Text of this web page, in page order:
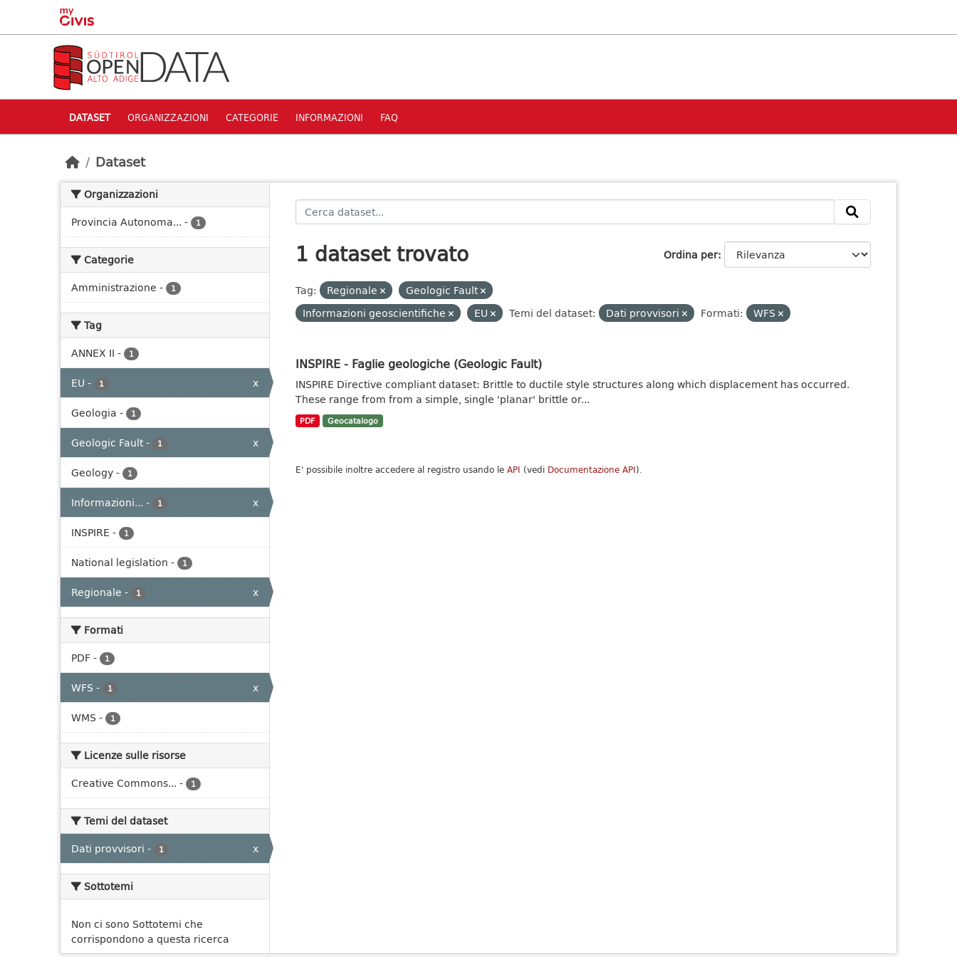
Skip to main content
DATASET ORGANIZZAZIONI CATEGORIE INFORMAZIONI FAQ
Dataset
Organizzazioni
Provincia Autonoma... - 1
Categorie
Amministrazione - 1
Tag
ANNEX II - 1
EU - 1
x
Geologia - 1
Geologic Fault- 1
x
Geology- 1
Informazioni... - 1
x
INSPIRE - 1
National legislation - 1
Regionale - 1 x
Formati
PDF- 1
WFS - 1
x
WMS - 1
Licenze sulle risorse
Creative Commons... - 1
Temi del dataset
Dati provvisori - 1 x
Sottotemi
Non ci sono Sottotemi che
corrispondono a questa ricerca
Ordina per
1 dataset trovato
Tag: Regionale
Geologic Fault
Informazioni geoscientifiche
EU Temi del dataset: Dati provvisori Formati: WFS
INSPIRE - Faglie geologiche (Geologic Fault)
INSPIRE Directive compliant dataset: Brittle to ductile style structures along which displacement has occurred.
These range from from a simple, single 'planar' brittle or...
PDF Geocatalogo
E' possibile inoltre accedere al registro usando le API (vedi Documentazione API).